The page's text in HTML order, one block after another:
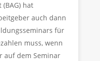
hat
auch dann
für
muss, wenn
auf dem Seminar